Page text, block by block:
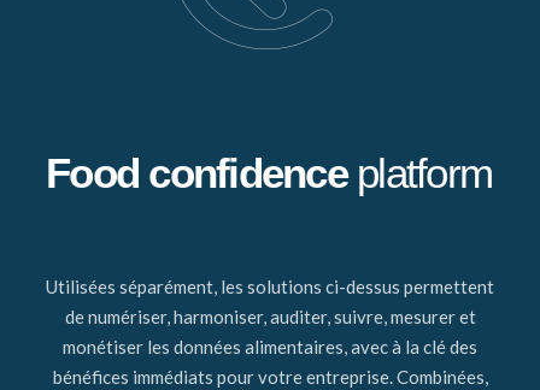
Food confidence platform
Utilisées séparément, les solutions ci-dessus permettent
de numériser, harmoniser, auditer, suivre, mesurer et
monétiser les données alimentaires, avec à la clé des
bénéfices immédiats pour votre entreprise. Combinées,